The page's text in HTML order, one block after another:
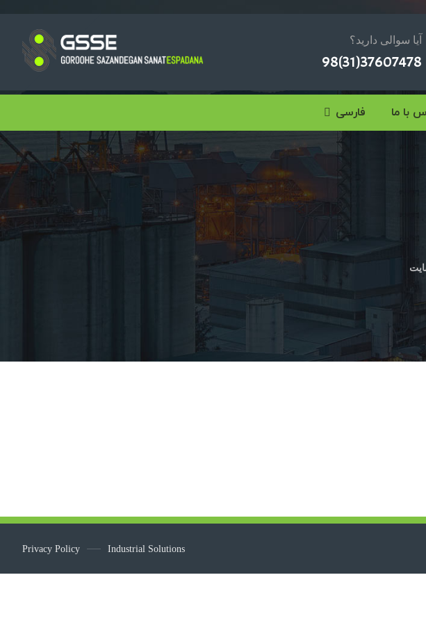
آیا سوالی دارید؟
37607478(31)98
با ما فارسی
Privacy Policy Industrial Solutions